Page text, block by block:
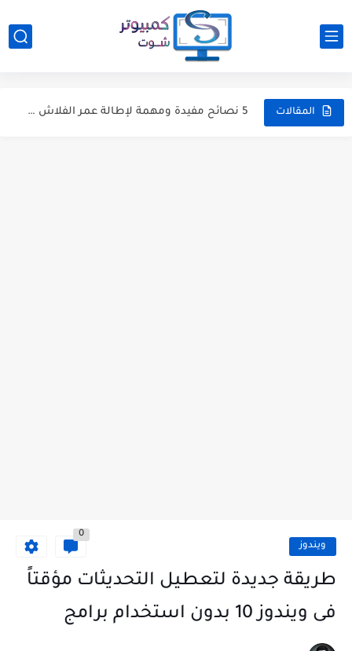
المقالات
شرح برنامج NetLimiter للتحكم فى استهلاك البرامج للإنترنت بشكل كامل
أفضل 5 طرق للعثور على أقرب شبكة واي فاي Wi-Fi...
ويندوز
0
طريقة جديدة لتعطيل التحديثات مؤقتاً
فى ويندوز 10 بدون استخدام برامج